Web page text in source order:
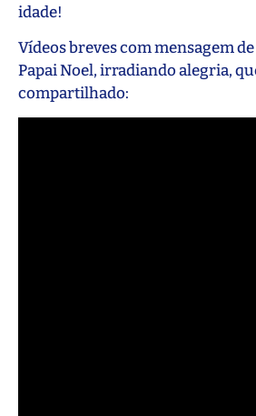
idade!
Vídeos breves com mensagem
Papai Noel, irradiando alegria,
compartilhado: